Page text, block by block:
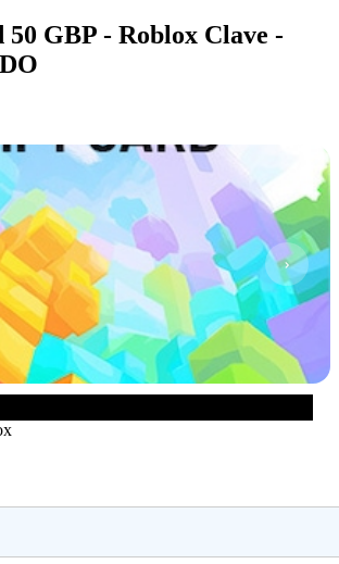
GBP - Roblox Clave -